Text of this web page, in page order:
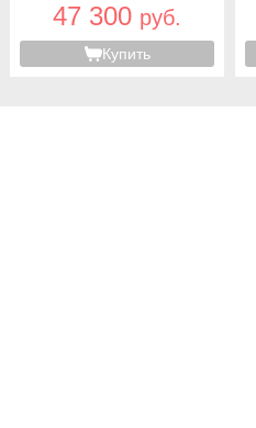
47 300 руб.
Купить